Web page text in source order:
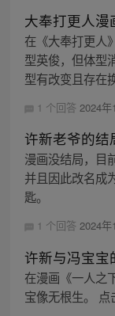
大奉打更人漫
在《大奉打更人
型英俊，但体型
型有改变且存在
1 个回答 2024
许新老爷的结
漫画没结局，目
并且因此改名成
匙。
1 个回答 2024
许新与冯宝宝
在漫画《一人之
宝像无根生。 点